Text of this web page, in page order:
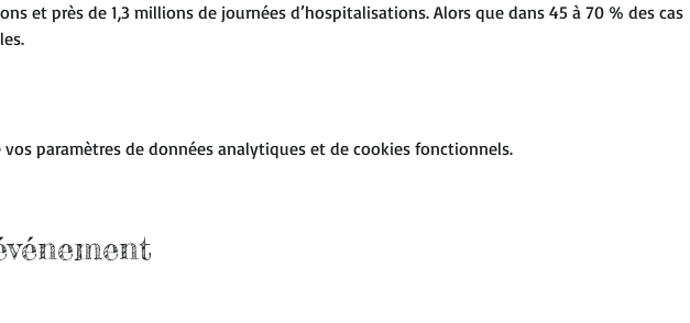
et près de 1,3 millions de journées d’hospitalisations. Alors que dans 45 à 70 % des cas
paramètres de données analytiques et de cookies fonctionnels.